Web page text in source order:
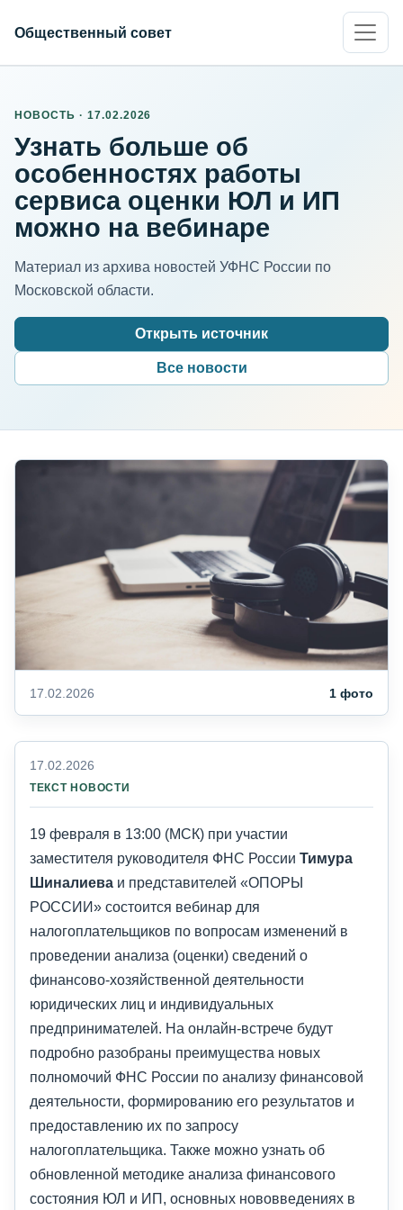
Общественный совет
НОВОСТЬ · 17.02.2026
Узнать больше об
особенностях работы
сервиса оценки ЮЛ и ИП
можно на вебинаре
Материал из архива новостей УФНС России по
Московской области.
Открыть источник
Все новости
17.02.2026 1 фото
17.02.2026
ТЕКСТ НОВОСТИ
19 февраля в 13:00 (МСК) при участии
заместителя руководителя ФНС России Тимура
Шиналиева и представителей «ОПОРЫ
РОССИИ» состоится вебинар для
налогоплательщиков по вопросам изменений в
проведении анализа (оценки) сведений о
финансово-хозяйственной деятельности
юридических лиц и индивидуальных
предпринимателей. На онлайн-встрече будут
подробно разобраны преимущества новых
полномочий ФНС России по анализу финансовой
деятельности, формированию его результатов и
предоставлению их по запросу
налогоплательщика. Также можно узнать об
обновленной методике анализа финансового
состояния ЮЛ и ИП, основных нововведениях в